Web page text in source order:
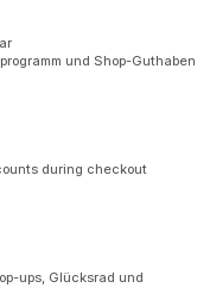
und Shop-Guthaben
during checkout
ups, Glücksrad und